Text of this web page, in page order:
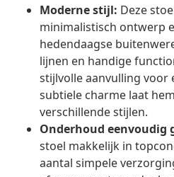
Moderne stijl: Deze
minimalistisch ontwerp
hedendaagse
lijnen en handige
stijlvolle aanvulling voor
subtiele charme laat
verschillende stijlen.
Onderhoud eenvoudig
stoel makkelijk in
aantal simpele